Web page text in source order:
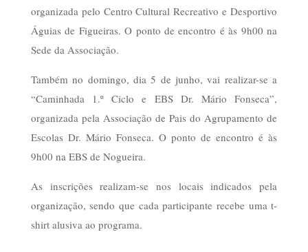
organizada pelo Centro Cultural Recreativo e Desportivo
Águias de Figueiras. O ponto de encontro é às 9h00 na
Sede da Associação.
Também no domingo, dia 5 de junho, vai realizar-se a
“Caminhada 1.º Ciclo e EBS Dr. Mário Fonseca”,
organizada pela Associação de Pais do Agrupamento de
Escolas Dr. Mário Fonseca. O ponto de encontro é às
9h00 na EBS de Nogueira.
As inscrições realizam-se nos locais indicados pela
organização, sendo que cada participante recebe uma t-
shirt alusiva ao programa.